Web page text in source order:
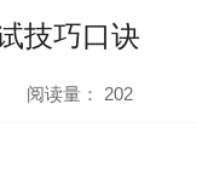
技巧口诀
阅读量： 202